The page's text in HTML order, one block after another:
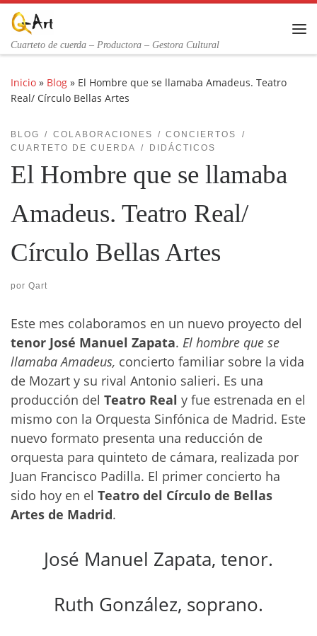
Saltar al contenido
Cuarteto de cuerda – Productora – Gestora Cultural
Inicio » Blog » El Hombre que se llamaba Amadeus. Teatro
Real/ Círculo Bellas Artes
BLOG COLABORACIONES
CONCIERTOS
CUARTETO DE CUERDA
DIDÁCTICOS
El Hombre que se llamaba
Amadeus. Teatro Real/
Círculo Bellas Artes
por Qart
Este mes colaboramos en un nuevo proyecto del
tenor José Manuel Zapata. El hombre que se
llamaba Amadeus, concierto familiar sobre la vida
de Mozart y su rival Antonio salieri. Es una
producción del Teatro Real y fue estrenada en el
mismo con la Orquesta Sinfónica de Madrid. Este
nuevo formato presenta una reducción de
orquesta para quinteto de cámara, realizada por
Juan Francisco Padilla. El primer concierto ha
sido hoy en el Teatro del Círculo de Bellas
Artes de Madrid.
José Manuel Zapata, tenor.
Ruth González, soprano.